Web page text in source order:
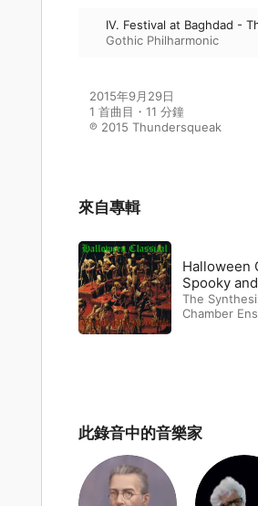
IV. Festival at Baghdad -
Gothic Philharmonic
2015年9月29日
1 首曲目・11 分鐘
℗ 2015 Thundersqueak
來自專輯
Halloween
Spooky
The
Chamber
此錄音中的音樂家